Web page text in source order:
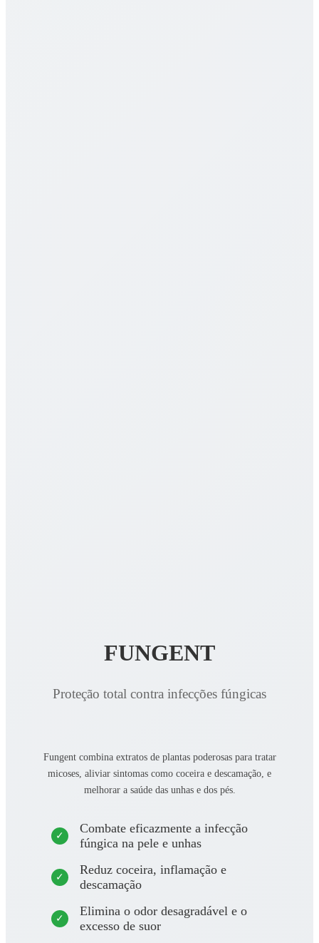
FUNGENT
Proteção total contra infecções fúngicas
Fungent combina extratos de plantas poderosas para tratar
micoses, aliviar sintomas como coceira e descamação, e
melhorar a saúde das unhas e dos pés.
Combate eficazmente a infecção
fúngica na pele e unhas
Reduz coceira, inflamação e
descamação
Elimina o odor desagradável e o
excesso de suor